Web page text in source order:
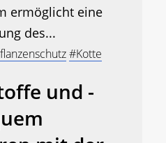
ermöglicht eine
des...
#Kotte
und -